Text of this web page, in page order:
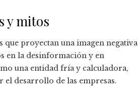
y mitos
proyectan una imagen negativa
en la desinformación y en
una entidad fría y calculadora,
desarrollo de las empresas.